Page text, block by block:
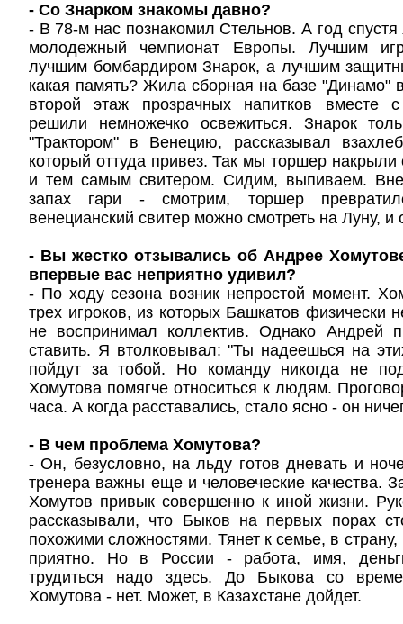
- Со Знарком знакомы давно?
- В 78-м нас познакомил Стельнов. А год
молодежный чемпионат Европы. Лучшим
лучшим бомбардиром Знарок, а лучшим
какая память? Жила сборная на базе "Динамо"
второй этаж прозрачных напитков вместе
решили немножечко освежиться. Знарок
"Трактором" в Венецию, рассказывал
который оттуда привез. Так мы торшер
и тем самым свитером. Сидим, выпиваем.
запах гари - смотрим, торшер
венецианский свитер можно смотреть на Луну,
- Вы жестко отзывались об Андрее
впервые вас неприятно удивил?
- По ходу сезона возник непростой момент.
трех игроков, из которых Башкатов физически
не воспринимал коллектив. Однако Андрей
ставить. Я втолковывал: "Ты надеешься на
пойдут за тобой. Но команду никогда не
Хомутова помягче относиться к людям.
часа. А когда расставались, стало ясно - он
- В чем проблема Хомутова?
- Он, безусловно, на льду готов дневать и
тренера важны еще и человеческие качества.
Хомутов привык совершенно к иной жизни.
рассказывали, что Быков на первых порах
похожими сложностями. Тянет к семье, в
приятно. Но в России - работа, имя,
трудиться надо здесь. До Быкова со
Хомутова - нет. Может, в Казахстане дойдет.